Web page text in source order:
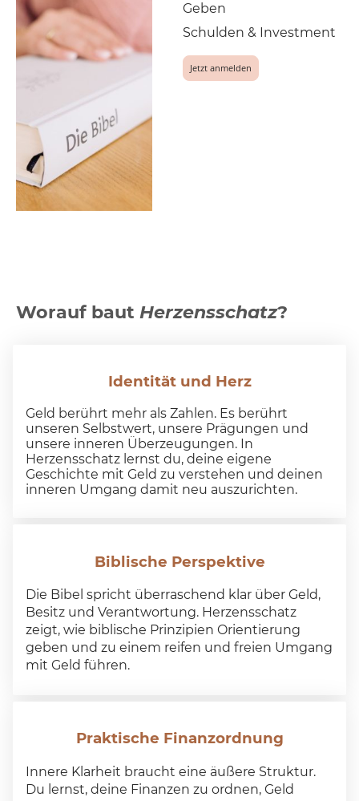
Geben
Schulden & Investment
Jetzt anmelden
Worauf baut Herzensschatz?
Identität und Herz
Geld berührt mehr als Zahlen. Es berührt
unseren Selbstwert, unsere Prägungen und
unsere inneren Überzeugungen. In
Herzensschatz lernst du, deine eigene
Geschichte mit Geld zu verstehen und deinen
inneren Umgang damit neu auszurichten.
Biblische Perspektive
Die Bibel spricht überraschend klar über Geld,
Besitz und Verantwortung. Herzensschatz
zeigt, wie biblische Prinzipien Orientierung
geben und zu einem reifen und freien Umgang
mit Geld führen.
Praktische Finanzordnung
Innere Klarheit braucht eine äußere Struktur.
Du lernst, deine Finanzen zu ordnen, Geld